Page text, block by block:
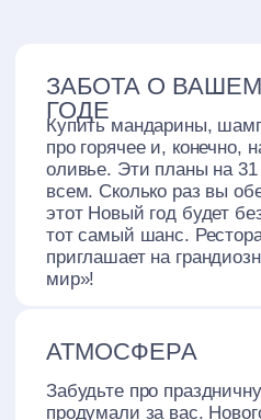
Всех гостей ждет атмосфера, где
современность встречается с
блеск хрустальных бокалов,
сервировка и богатое убранство на
ГАСТРОНОМИЯ
Без оливье и холодца не
его команда обеспечат
изобилие по всем русским
всеми любимые салаты, горячее,
МЕНЮ